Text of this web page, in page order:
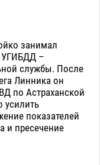
занимал
УГИБДД –
службы. После
Линника он
по Астраханской
усилить
показателей
и пресечение